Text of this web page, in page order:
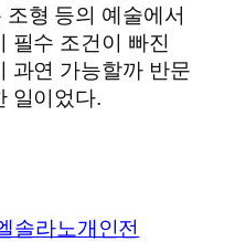
형 등의 예술에서
필수 조건이 빠진
과연 가능할까 반문
일이었다.
솔라노개인전